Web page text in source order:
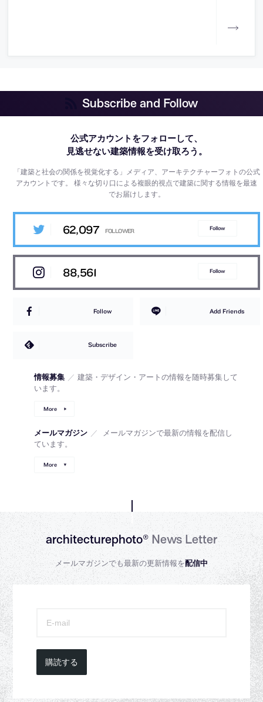
Subscribe and Follow
公式アカウントをフォローして、
見逃せない建築情報を受け取ろう。
「建築と社会の関係を視覚化する」メディア、アーキテクチャーフォトの公式
アカウントです。様々な切り口による複眼的視点で建築に関する情報を最速
でお届けします。
62,097 Follow
88,561 Follow
Follow Add Friends
Subscribe
情報募集 ／ 建築・デザイン・アートの情報を随時募集して
います。
More
メールマガジン ／
メールマガジンで最新の情報を配信し
ています。
More
architecturephoto®News Letter
メールマガジンでも最新の更新情報を配信中
購読する